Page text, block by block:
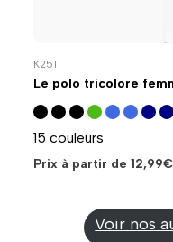
K251
Le polo tricolore
15 couleurs
Prix à partir de 12,99€
Voir nos